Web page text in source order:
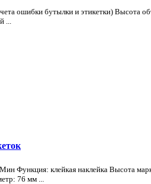
ошибки бутылки и этикетки) Высота
...
Функция: клейкая наклейка Высота
76 мм ...